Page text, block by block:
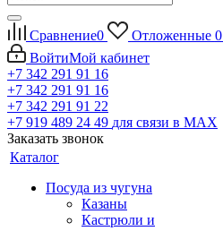
Сравнение0 Отложенные 0
ВойтиМой кабинет
+7 342 291 91 16
+7 342 291 91 16
+7 342 291 91 22
+7 919 489 24 49 для связи в МАХ
Заказать звонок
Каталог
Посуда из чугуна
Казаны
Кастрюли и